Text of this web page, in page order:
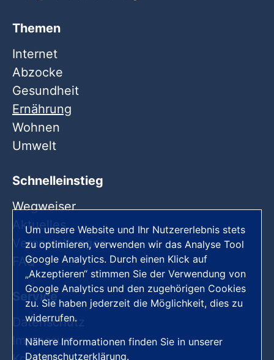
Themen
Internet
Abzocke
Gesundheit
Ernährung
Wohnen
Umwelt
Schnelleinstieg
Wegweiser
Aktuelles
Veranstaltungen
FAQ
Service
Datenschutz
Impressum
Um unsere Website und Ihr Nutzererlebnis stets
zu optimieren, verwenden wir das Analyse Tool
Google Analytics. Durch einen Klick auf
„Akzeptieren“ stimmen Sie der Verwendung von
Google Analytics und den zugehörigen Cookies
zu. Sie haben jederzeit die Möglichkeit, dies zu
widerrufen.
Nähere Informationen finden Sie in unserer
Datenschutzerklärung.